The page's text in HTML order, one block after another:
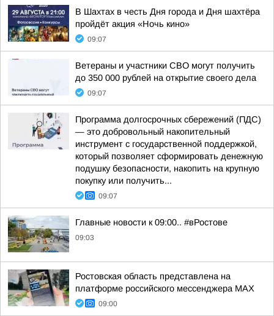
В Шахтах в честь Дня города и Дня шахтёра
пройдёт акция «Ночь кино»
09:07
Ветераны и участники СВО могут получить
до 350 000 рублей на открытие своего дела
09:07
Программа долгосрочных сбережений (ПДС)
— это добровольный накопительный
инструмент с государственной поддержкой,
который позволяет сформировать денежную
подушку безопасности, накопить на крупную
покупку или получить...
09:07
Главные новости к 09:00.. #вРостове
09:03
Ростовская область представлена на
платформе российского мессенджера МАХ
09:00